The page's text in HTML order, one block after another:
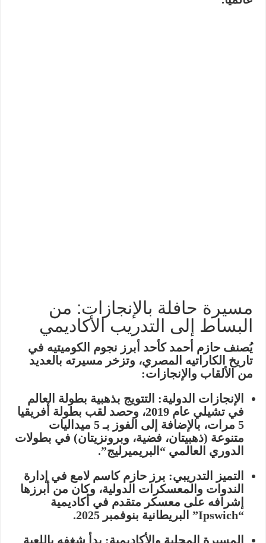
مسيرة حافلة بالإنجازات: من
البساط إلى التدريب الأكاديمي
يُصنف حازم أحمد كأحد أبرز نجوم الكوميتيه في
تاريخ الكاراتيه المصري، وتزخر مسيرته بالعديد
من الألقاب والإنجازات:
الإنجازات الدولية: التتويج بذهبية بطولة العالم
في تشيلي عام 2019، وحصد لقب بطولة أفريقيا
5 مرات، بالإضافة إلى الفوز بـ 5 ميداليات
متنوعة (ذهبيتان، فضية، وبرونزيتان) في بطولات
الدوري العالمي “البريميرليج”.
التميز التدريبي: برز حازم كاسم لامع في إدارة
الندوات والمعسكرات الدولية، وكان من أبرزها
إشرافه على معسكر متقدم في أكاديمية
“Ipswich” البريطانية بنوفمبر 2025.
المسيرة المحلية والأكاديمية: بدأ شغفه باللعبة